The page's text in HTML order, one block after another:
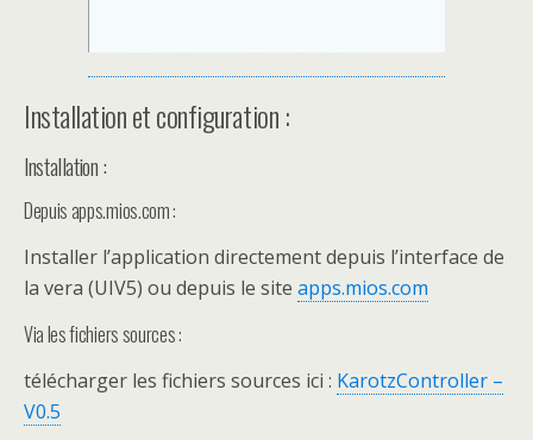
Installation et configuration :
Installation :
Depuis apps.mios.com :
Installer l’application directement depuis l’interface de
la vera (UIV5) ou depuis le site apps.mios.com
Via les fichiers sources :
télécharger les fichiers sources ici : KarotzController –
V0.5